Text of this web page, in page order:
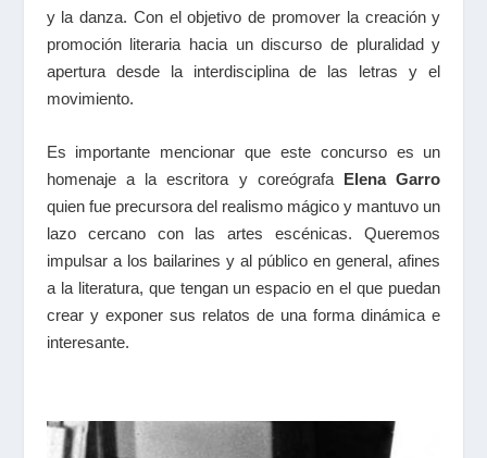
y la danza. Con el objetivo de promover la creación y
promoción literaria hacia un discurso de pluralidad y
apertura desde la interdisciplina de las letras y el
movimiento.
Es importante mencionar que este concurso es un
homenaje a la escritora y coreógrafa Elena Garro
quien fue precursora del realismo mágico y mantuvo un
lazo cercano con las artes escénicas. Queremos
impulsar a los bailarines y al público en general, afines
a la literatura, que tengan un espacio en el que puedan
crear y exponer sus relatos de una forma dinámica e
interesante.